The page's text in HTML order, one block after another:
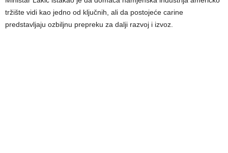
tržište vidi kao jedno od ključnih, ali da postojeće carine
predstavljaju ozbiljnu prepreku za dalji razvoj i izvoz.